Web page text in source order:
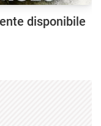
disponibile